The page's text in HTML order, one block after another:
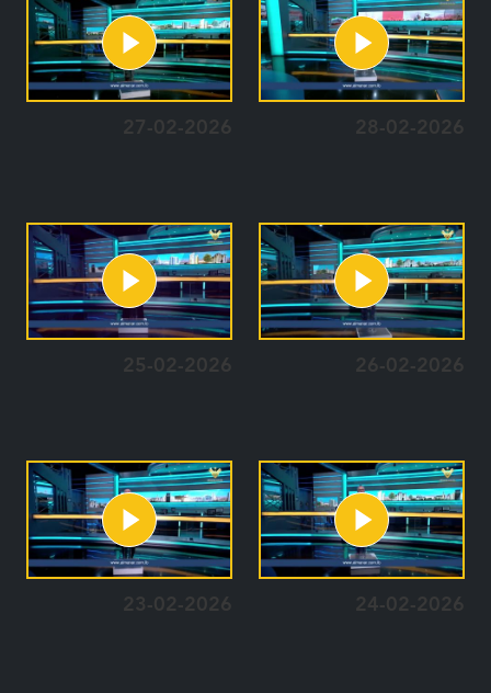
28-02-2026
27-02-2026
26-02-2026
25-02-2026
24-02-2026
23-02-2026